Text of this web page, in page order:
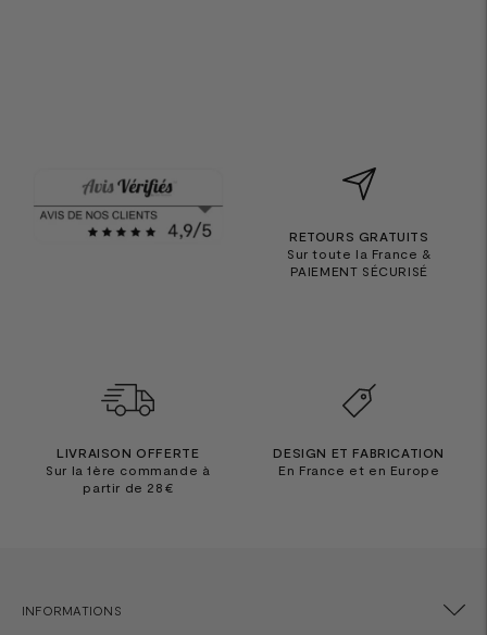
RETOURS GRATUITS
Sur toute la France &
PAIEMENT SÉCURISÉ
LIVRAISON OFFERTE
Sur la 1ère commande à
partir de 28€
DESIGN ET FABRICATION
En France et en Europe
INFORMATIONS